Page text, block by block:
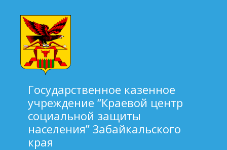
Государственное казенное
учреждение “Краевой центр
социальной защиты
населения” Забайкальского
края